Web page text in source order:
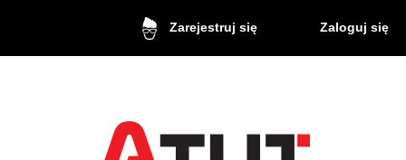
Zarejestruj się Zaloguj się